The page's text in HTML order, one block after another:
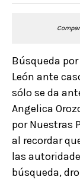
Búsqueda
León ante
sólo se da
Angelica
por Nuestras
al recordar
las
búsqueda,